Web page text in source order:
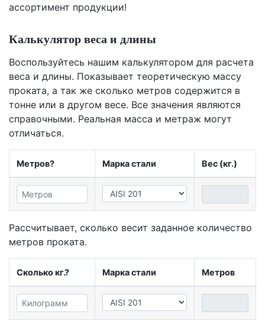
ассортимент продукции!
Калькулятор веса и длины
Воспользуйтесь нашим калькулятором для расчета
веса и длины. Показывает теоретическую массу
проката, а так же сколько метров содержится в
тонне или в другом весе. Все значения являются
справочными. Реальная масса и метраж могут
отличаться.
Метров? Марка стали Вес (кг.)
Рассчитывает, сколько весит заданное количество
метров проката.
Сколько кг.? Марка стали Метров